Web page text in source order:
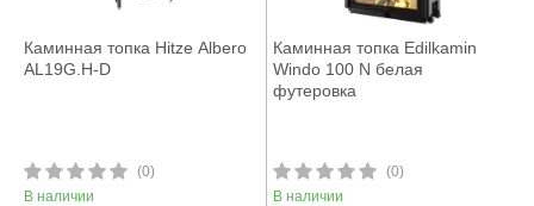
Каминная топка Hitze Albero
AL19G.H-D
(0)
В наличии
Каминная топка Edilkamin
Windo 100 N белая
футеровка
(0)
В наличии